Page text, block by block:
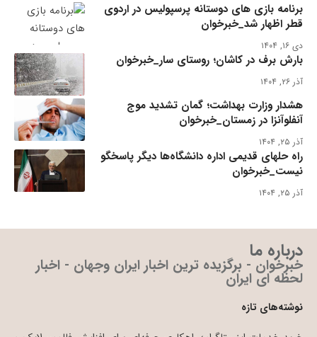
برنامه بازی های دوستانه پرسپولیس در اردوی
قطر اظهار شد_خبرخوان
دی ۱۶, ۱۴۰۴
بارش برف در کاشان؛ روستای سار_خبرخوان
آذر ۲۶, ۱۴۰۴
هشدار وزارت بهداشت؛ گمان تشدید موج
آنفلوآنزا در زمستان_خبرخوان
آذر ۲۵, ۱۴۰۴
راه حلهای قدیمی اداره دانشگاه‌ها دیگر پاسخگو
نیست_خبرخوان
آذر ۲۵, ۱۴۰۴
درباره ما
خبرخوان - برگزیده ترین اخبار ایران وجهان - اخبار
لحظه ای ایران
نوشته‌های تازه